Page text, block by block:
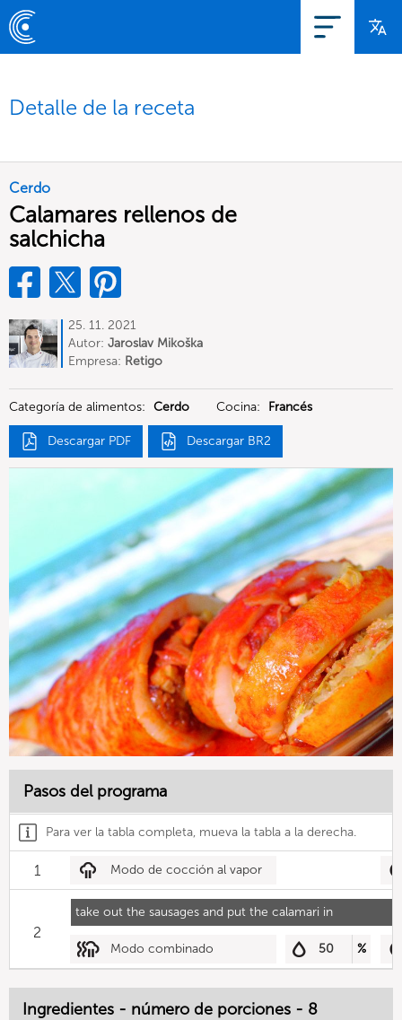
Detalle de la receta
Cerdo
Calamares rellenos de
salchicha
25. 11. 2021
Autor: Jaroslav Mikoška
Empresa: Retigo
Categoría de alimentos: Cerdo Cocina: Francés
Descargar PDF Descargar BR2
Pasos del programa
Para ver la tabla completa, mueva la tabla a la derecha.
1 Modo de cocción al vapor
take out the sausages and put the calamari in
2
Modo combinado 50 %
Ingredientes - número de porciones - 8